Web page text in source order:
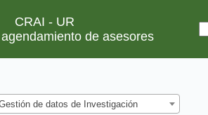
CRAI - UR
de asesores
de datos de Investigación